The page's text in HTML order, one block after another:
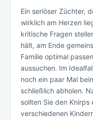
Ein seriöser Züchter,
wirklich am Herzen
kritische Fragen
hält, am Ende
Familie optimal
aussuchen. Im
noch ein paar Mal
schließlich abholen.
sollten Sie den
verschiedenen